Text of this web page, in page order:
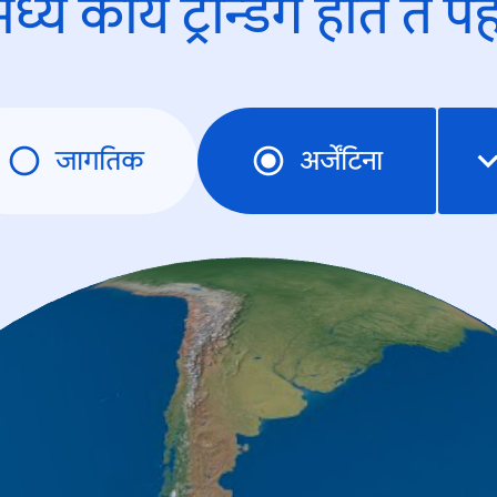
काय ट्रेन्डिंंग होते ते
जागतिक अर्जेंटिना